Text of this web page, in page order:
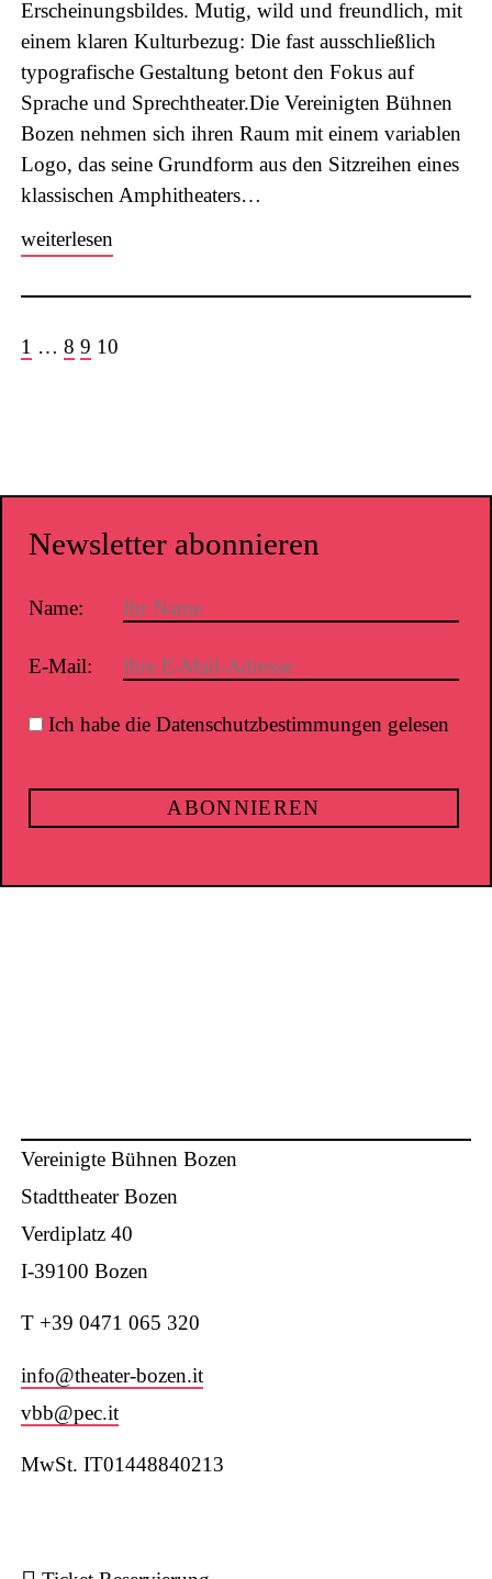
Erscheinungsbildes. Mutig, wild und freundlich, mit
einem klaren Kulturbezug: Die fast ausschließlich
typografische Gestaltung betont den Fokus auf
Sprache und Sprechtheater.Die Vereinigten Bühnen
Bozen nehmen sich ihren Raum mit einem variablen
Logo, das seine Grundform aus den Sitzreihen eines
klassischen Amphitheaters…
weiterlesen
1 … 8 9 10
Newsletter abonnieren
Name:
E-Mail:
Ich habe die Datenschutzbestimmungen gelesen
Vereinigte Bühnen Bozen
Stadttheater Bozen
Verdiplatz 40
I-39100 Bozen
T +39 0471 065 320
info@theater-bozen.it
vbb@pec.it
MwSt. IT01448840213
W